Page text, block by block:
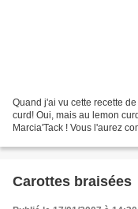
Quand j'ai vu cette recette
curd! Oui, mais au lemon
Marcia'Tack ! Vous l'aurez
Carottes braisées